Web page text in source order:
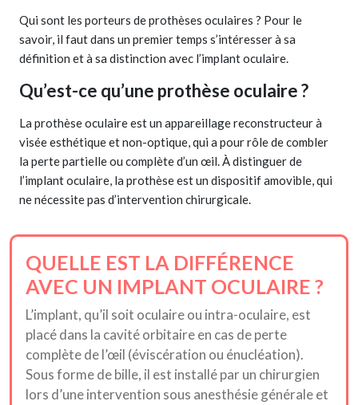
Qui sont les porteurs de prothèses oculaires ? Pour le
savoir, il faut dans un premier temps s’intéresser à sa
définition et à sa distinction avec l’implant oculaire.
Qu’est-ce qu’une prothèse oculaire ?
La prothèse oculaire est un appareillage reconstructeur à
visée esthétique et non-optique, qui a pour rôle de combler
la perte partielle ou complète d’un œil. À distinguer de
l’implant oculaire, la prothèse est un dispositif amovible, qui
ne nécessite pas d’intervention chirurgicale.
QUELLE EST LA DIFFÉRENCE
AVEC UN IMPLANT OCULAIRE ?
L’implant, qu’il soit oculaire ou intra-oculaire, est
placé dans la cavité orbitaire en cas de perte
complète de l’œil (éviscération ou énucléation).
Sous forme de bille, il est installé par un chirurgien
lors d’une intervention sous anesthésie générale et